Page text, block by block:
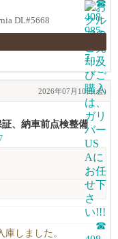
DL#5668
2026年07月10日(金)
、納車前点検整備
庫しました。